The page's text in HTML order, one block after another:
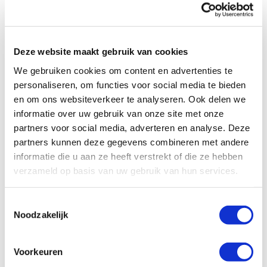
Deze website maakt gebruik van cookies
We gebruiken cookies om content en advertenties te
personaliseren, om functies voor social media te bieden
en om ons websiteverkeer te analyseren. Ook delen we
informatie over uw gebruik van onze site met onze
partners voor social media, adverteren en analyse. Deze
partners kunnen deze gegevens combineren met andere
informatie die u aan ze heeft verstrekt of die ze hebben
verzameld op basis van uw gebruik van hun services.
Noodzakelijk
Voorkeuren
Bellen naar Chili
alle actuele beltarieven om naar Chili te bellen
op Televergelijk.nl
Over de belkosten vanaf een vaste en
mobiele telefoon
Heb je geen ‘onbeperkt bellen’ of een andere
bundel (thuis of mobiel), dan mogen de providers
kosten berekenen voor het bellen naar een 0900
nummer. Deze kosten zijn het zelfde als het
bellen naar een vast nummer.
bundel heeft adviseren we je deze te activeren
betaalt.